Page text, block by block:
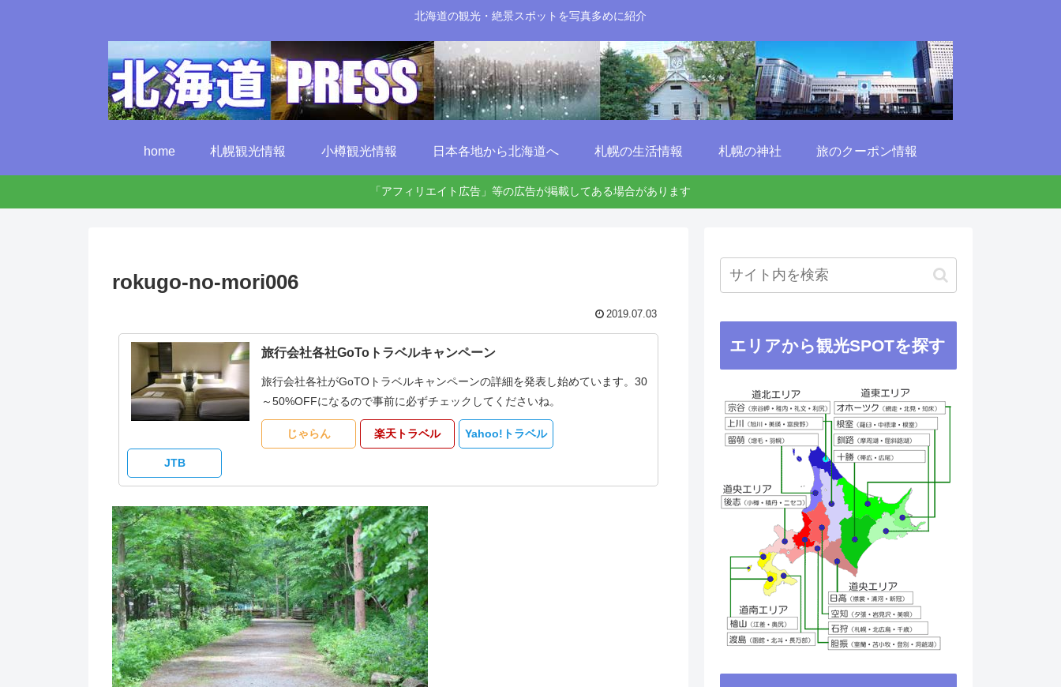
北海道の観光・絶景スポットを写真多めに紹介
home 札幌観光情報 小樽観光情報 日本各地から北海道へ 札幌の生活情報 札幌の神社 旅のクーポン情報
「アフィリエイト広告」等の広告が掲載してある場合があります
rokugo-no-mori006
2019.07.03
旅行会社各社GoToトラベルキャンペーン
旅行会社各社がGoTOトラベルキャンペーンの詳細を発表し始めています。30
～50%OFFになるので事前に必ずチェックしてくださいね。
じゃらん 楽天トラベル Yahoo!トラベル
JTB
エリアから観光SPOTを探す